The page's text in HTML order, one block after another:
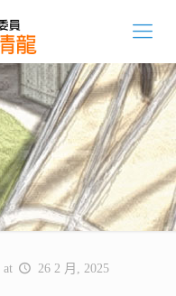
at 26 2 月, 2025